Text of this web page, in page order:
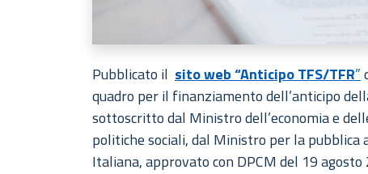
Pubblicato il sito web “Anticipo TFS/TFR”
quadro per il finanziamento dell’anticipo
sottoscritto dal Ministro dell’economia e
politiche sociali, dal Ministro per la pubblica
Italiana, approvato con DPCM del 19 agosto